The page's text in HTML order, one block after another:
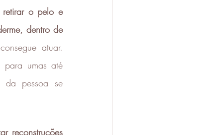
o pelo e
dentro de
atuar.
para umas até
da pessoa se
reconstruções